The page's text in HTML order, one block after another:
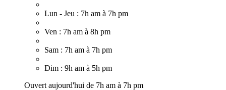
Lun - Jeu : 7h am à 7h pm
Ven : 7h am à 8h pm
Sam : 7h am à 7h pm
Dim : 9h am à 5h pm
Ouvert aujourd'hui de 7h am à 7h pm